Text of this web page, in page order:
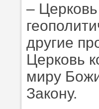
–
другие
Церковь
миру
Закону.